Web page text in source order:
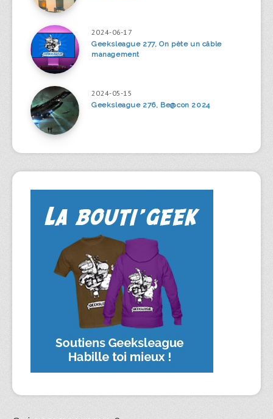
2024-06-17
Geeksleague 277, On pète un câble
management
2024-05-15
Geeksleague 276, Be@con 2024